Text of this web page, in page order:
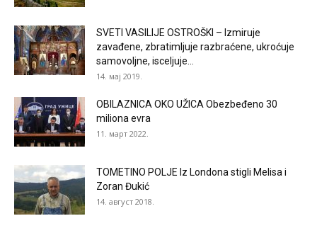
SVETI VASILIJE OSTROŠKI – Izmiruje
zavađene, zbratimljuje razbraćene, ukroćuje
samovoljne, isceljuje...
14. мај 2019.
OBILAZNICA OKO UŽICA Obezbeđeno 30
miliona evra
11. март 2022.
TOMETINO POLJE Iz Londona stigli Melisa i
Zoran Đukić
14. август 2018.